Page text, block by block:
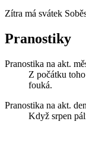
Zítra má svátek
Pranostiky
Pranostika na akt.
Z počátku
fouká.
Pranostika na akt. den
Když srpen